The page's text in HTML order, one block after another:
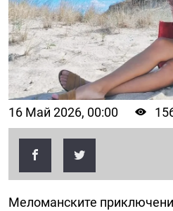
16 Май 2026, 00:00
Меломанските